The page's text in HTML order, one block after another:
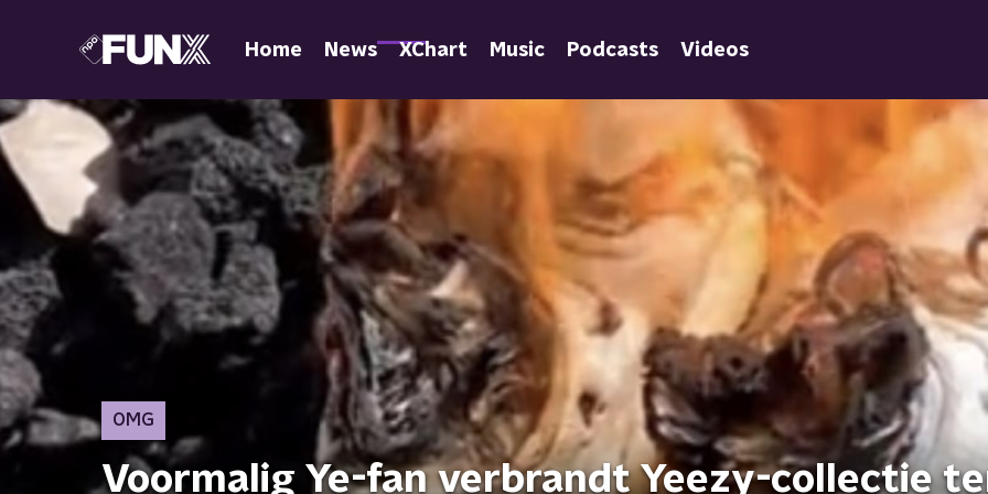
Home News XChart Music Podcasts Videos
OMG
Voormalig Ye-fan verbrandt Yeezy-collectie